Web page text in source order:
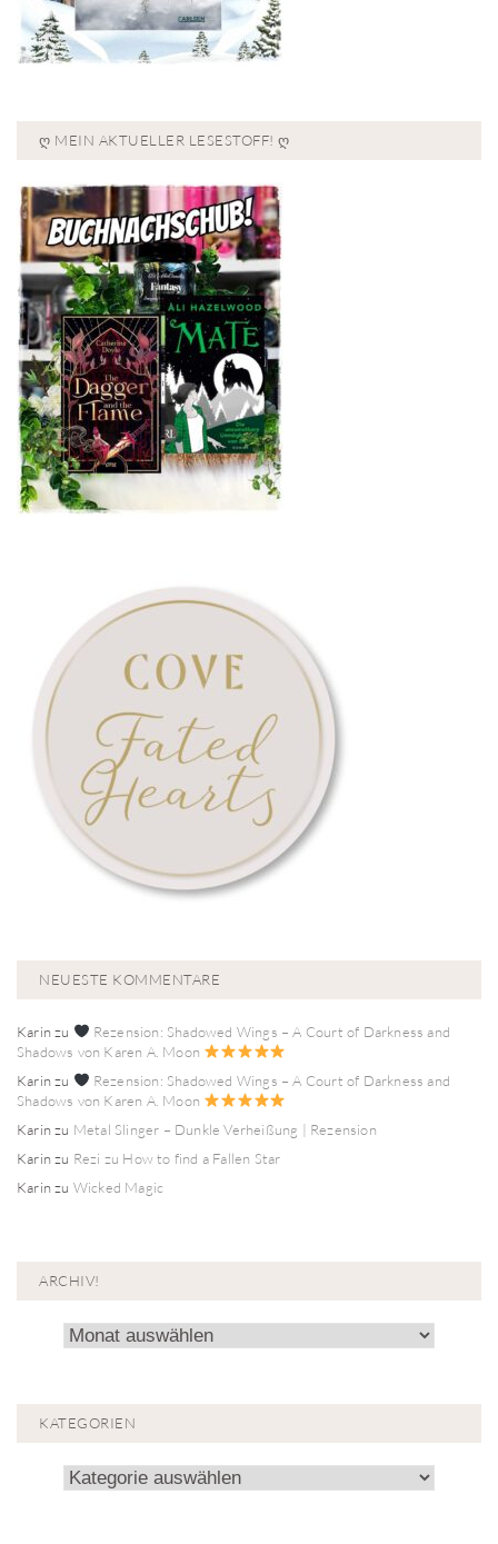
Ღ MEIN AKTUELLER LESESTOFF! Ღ
NEUESTE KOMMENTARE
Karinzu
Rezension: Shadowed Wings – A Court of Darkness and
Shadows von Karen A. Moon
Karinzu
Rezension: Shadowed Wings – A Court of Darkness and
Shadows von Karen A. Moon
Karinzu Metal Slinger – Dunkle Verheißung | Rezension
Karinzu Rezi zu How to find a Fallen Star
Karinzu Wicked Magic
ARCHIV!
Archiv!
KATEGORIEN
Kategorien